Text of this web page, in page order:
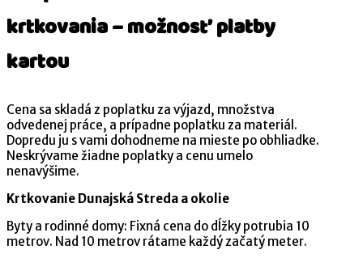
krtkovania – možnosť platby
kartou
Cena sa skladá z poplatku za výjazd, množstva
odvedenej práce, a prípadne poplatku za materiál.
Dopredu ju s vami dohodneme na mieste po obhliadke.
Neskrývame žiadne poplatky a cenu umelo
nenavýšime.
Krtkovanie Dunajská Streda a okolie
Byty a rodinné domy: Fixná cena do dĺžky potrubia 10
metrov. Nad 10 metrov rátame každý začatý meter.